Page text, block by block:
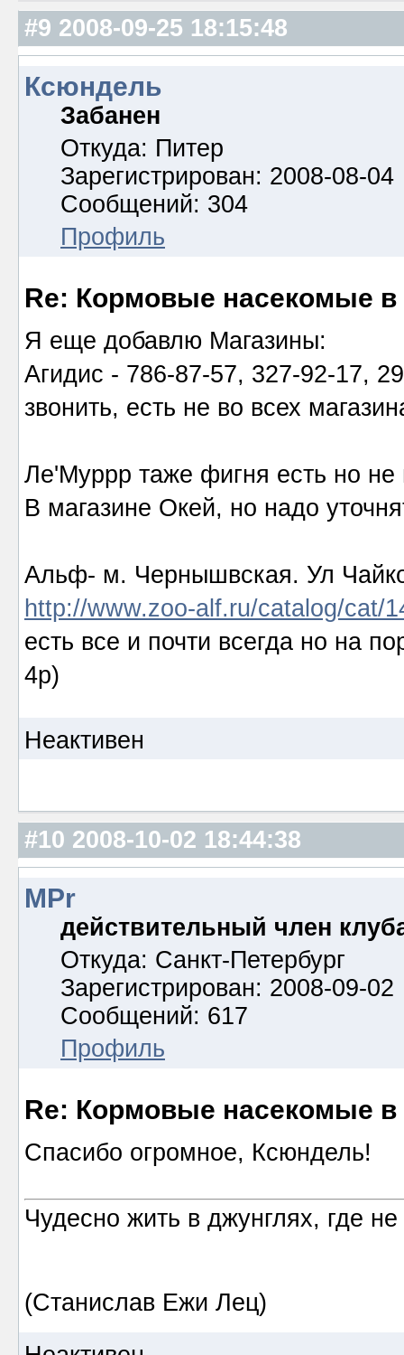
#9 2008-09-25 18:15:48
Ксюндель
Забанен
Откуда: Питер
Зарегистрирован: 2008-08-04
Сообщений: 304
Профиль
Re: Кормовые насекомые в
Я еще добавлю Магазины:
Агидис - 786-87-57, 327-92-17,
звонить, есть не во всех
Ле'Муррр таже фигня есть но не
В магазине Окей, но надо
Альф- м. Чернышвская. Ул
http://www.zoo-alf.ru/catalog/cat/
есть все и почти всегда но на
4р)
Неактивен
#10 2008-10-02 18:44:38
MPr
действительный член
Откуда: Санкт-Петербург
Зарегистрирован: 2008-09-02
Сообщений: 617
Профиль
Re: Кормовые насекомые в
Спасибо огромное, Ксюндель!
Чудесно жить в джунглях, где
(Станислав Ежи Лец)